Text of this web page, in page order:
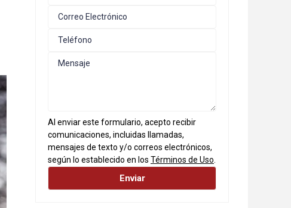
Al enviar este formulario, acepto recibir
comunicaciones, incluidas llamadas,
mensajes de texto y/o correos electrónicos,
según lo establecido en los Términos de Uso